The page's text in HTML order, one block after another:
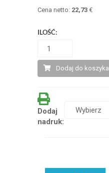
Cena netto: 22,73€
ILOŚĆ:
Dodaj do koszyka
Dodaj
nadruk: